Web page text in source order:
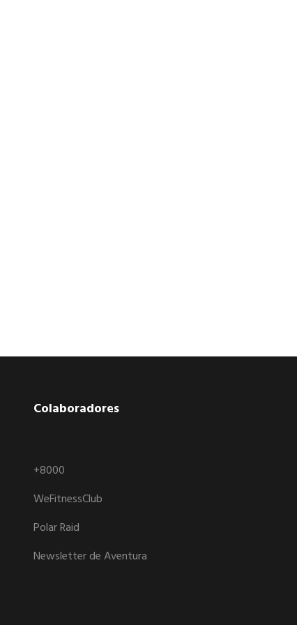
Colaboradores
+8000
WeFitnessClub
Polar Raid
Newsletter de Aventura